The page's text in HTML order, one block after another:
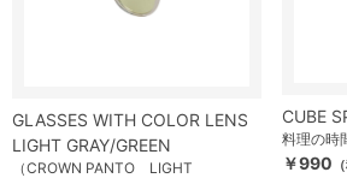
GLASSES WITH COLOR LENS
LIGHT GRAY/GREEN
（CROWN PANTO LIGHT
CUBE
料理の時
￥990